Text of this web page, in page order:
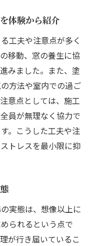
体験から紹介
工夫や注意点が多く
移動、窓の養生に協
みました。また、塗
方法や室内での過ご
意点としては、施工
員が無理なく協力で
。こうした工夫や注
トレスを最小限に抑
実態は、想像以上に
られるという点で
が行き届いているこ